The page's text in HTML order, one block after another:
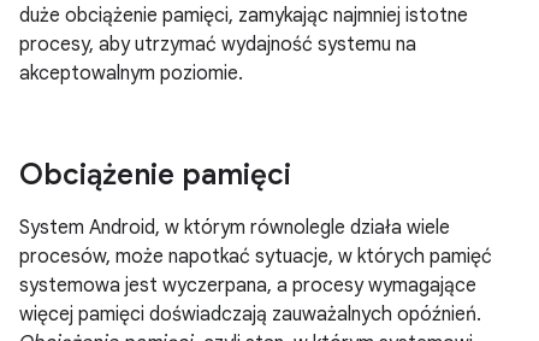
duże obciążenie pamięci, zamykając najmniej istotne
procesy, aby utrzymać wydajność systemu na
akceptowalnym poziomie.
Obciążenie pamięci
System Android, w którym równolegle działa wiele
procesów, może napotkać sytuacje, w których pamięć
systemowa jest wyczerpana, a procesy wymagające
więcej pamięci doświadczają zauważalnych opóźnień.